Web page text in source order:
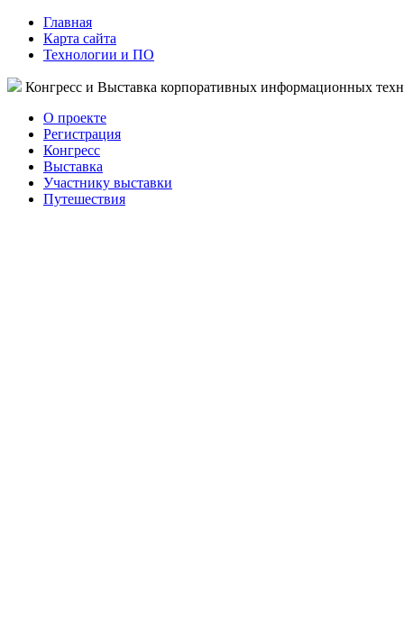
Главная
Карта сайта
Технологии и ПО
Конгресс и Выставка корпоративных информационных
О проекте
Регистрация
Конгресс
Выставка
Участнику выставки
Путешествия